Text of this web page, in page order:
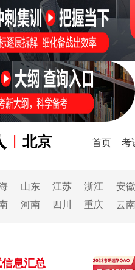
| 北京 首页 考
山东 江苏 浙江
安徽
河南 四川 重庆 云南
息汇总